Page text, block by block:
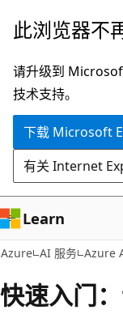
跳
主
要
内
此浏览器不
请升级到
技术支持。
下载 Microsoft
有关 Internet
Learn
Azure AI 服务 Azure
快速入门